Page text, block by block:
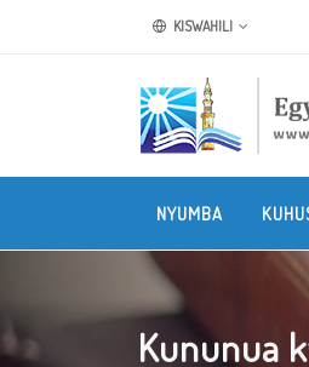
KISWAHILI
NYUMBA
Kununua